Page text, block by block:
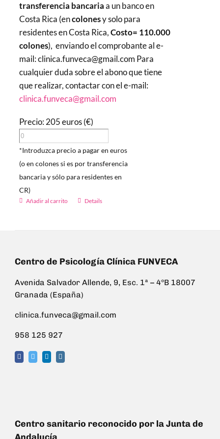
transferencia bancariaa un banco en
Costa Rica (encolonesy solo para
residentes en Costa Rica,Costo= 110.000
colones), enviando el comprobante al e-
mail: clinica.funveca@gmail.com Para
cualquier duda sobre el abono que tiene
que realizar, contactar con el e-mail:
clinica.funveca@gmail.com
Precio: 205 euros (€)
*Introduzca precio a pagar en euros
(o en colones si es por transferencia
bancaria y sólo para residentes en
CR)
Añadir al carrito Details
Centro de Psicología Clínica FUNVECA
Avenida Salvador Allende, 9, Esc. 1ª – 4ºB 18007
Granada (España)
clinica.funveca@gmail.com
958 125 927
Centro sanitario reconocido por la Junta de